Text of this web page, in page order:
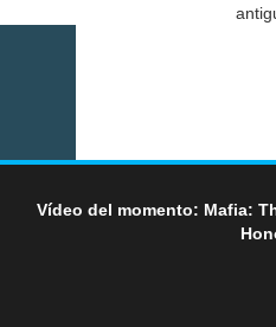
Vídeo del momento: Mafia: